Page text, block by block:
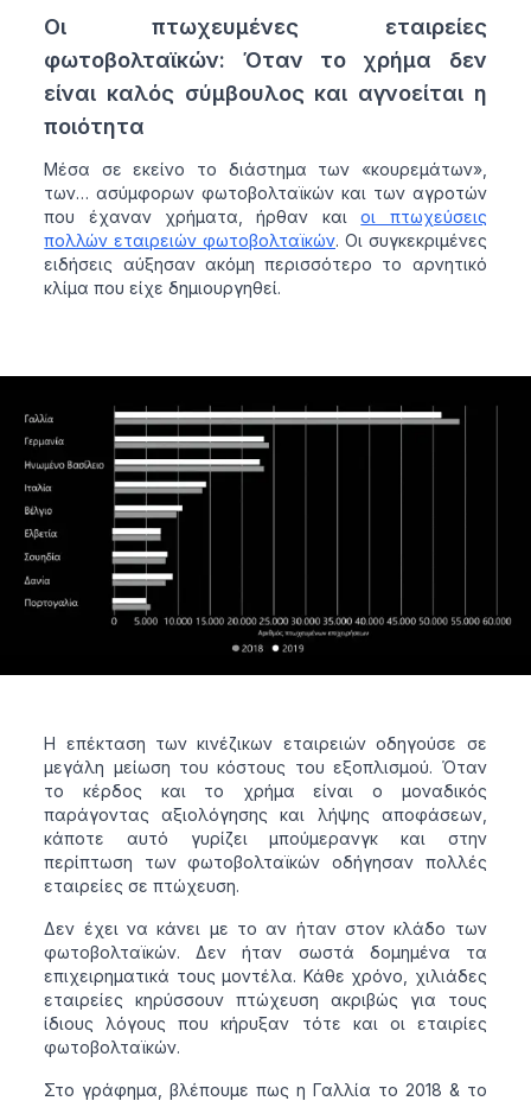
Οι πτωχευμένες εταιρείες
φωτοβολταϊκών: Όταν το χρήμα δεν
είναι καλός σύμβουλος και αγνοείται η
ποιότητα
Μέσα σε εκείνο το διάστημα των «κουρεμάτων»,
των… ασύμφορων φωτοβολταϊκών και των αγροτών
που έχαναν χρήματα, ήρθαν καιοι πτωχεύσεις
πολλών εταιρειών φωτοβολταϊκών. Οι συγκεκριμένες
ειδήσεις αύξησαν ακόμη περισσότερο το αρνητικό
κλίμα που είχε δημιουργηθεί.
Η επέκταση των κινέζικων εταιρειών οδηγούσε σε
μεγάλη μείωση του κόστους του εξοπλισμού. Όταν
το κέρδος και το χρήμα είναι ο μοναδικός
παράγοντας αξιολόγησης και λήψης αποφάσεων,
κάποτε αυτό γυρίζει μπούμερανγκ και στην
περίπτωση των φωτοβολταϊκών οδήγησαν πολλές
εταιρείες σε πτώχευση.
Δεν έχει να κάνει με το αν ήταν στον κλάδο των
φωτοβολταϊκών. Δεν ήταν σωστά δομημένα τα
επιχειρηματικά τους μοντέλα. Κάθε χρόνο, χιλιάδες
εταιρείες κηρύσσουν πτώχευση ακριβώς για τους
ίδιους λόγους που κήρυξαν τότε και οι εταιρίες
φωτοβολταϊκών.
Στο γράφημα, βλέπουμε πως η Γαλλία το 2018 & το